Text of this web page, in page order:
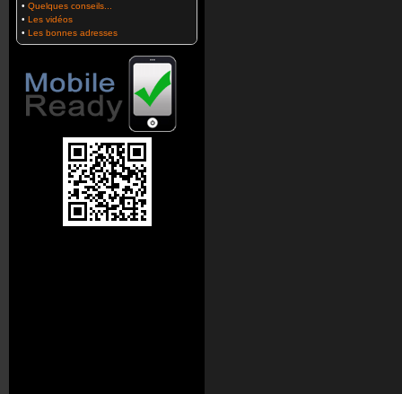
• Quelques conseils...
• Les vidéos
• Les bonnes adresses